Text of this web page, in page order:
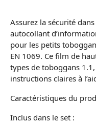
Assurez la sécurité
autocollant
pour les petits
EN 1069. Ce film de
types de toboggans
instructions claires à
Caractéristiques du
Inclus dans le set :